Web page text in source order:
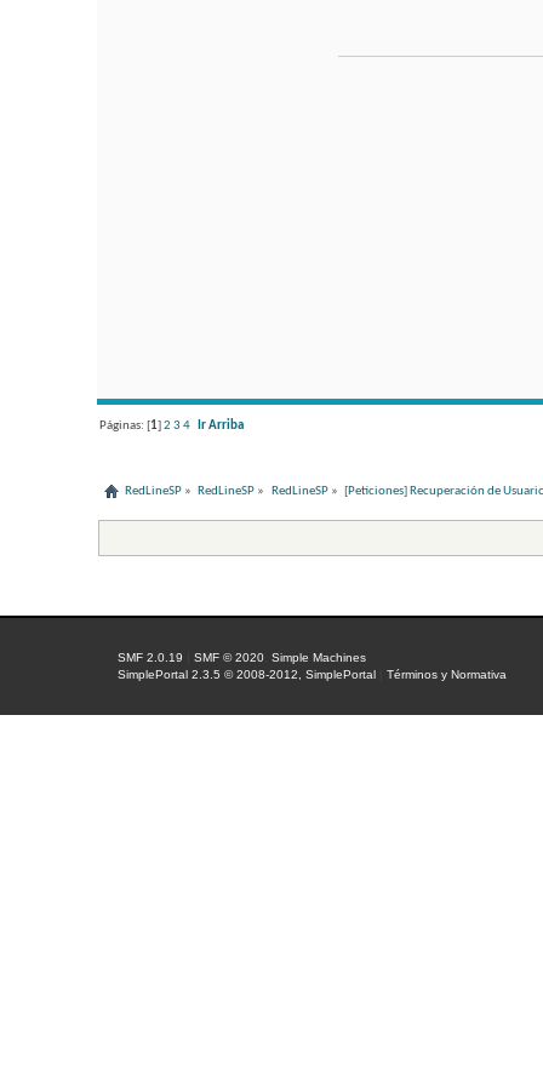
Páginas: [1] 2 3 4 Ir Arriba
RedLineSP » RedLineSP » RedLineSP» [Peticiones] Recuperación de
SMF 2.0.19 |SMF © 2020 ,Simple Machines
SimplePortal 2.3.5 © 2008-2012, SimplePortal
|Términos y Normativa